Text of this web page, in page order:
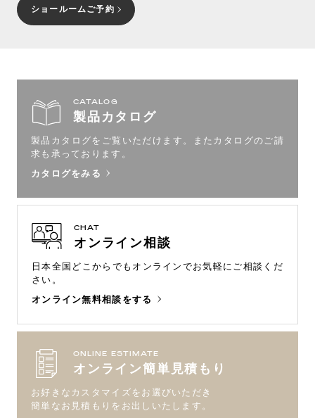
ショールームご予約
CATALOG
製品カタログ
製品カタログをご覧いただけます。
またカタログのご請
求も承っております。
カタログをみる
CHAT
オンライン相談
日本全国どこからでもオンラインでお気軽にご相談くだ
さい。
オンライン無料相談をする
ONLINE ESTIMATE
オンライン簡単見積もり
お好きなカスタマイズをお選びいただき
簡単なお見積もりをお出しいたします。